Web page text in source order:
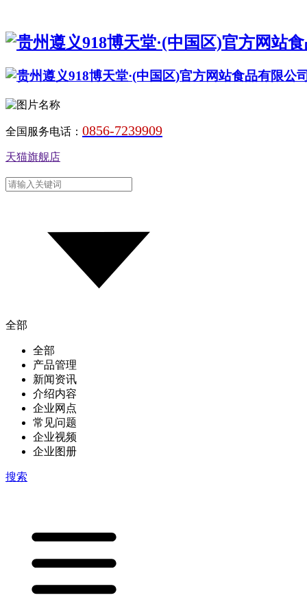
全国服务电话： 0856-7239909
天猫旗舰店
全部
全部
产品管理
新闻资讯
介绍内容
企业网点
常见问题
企业视频
企业图册
搜索